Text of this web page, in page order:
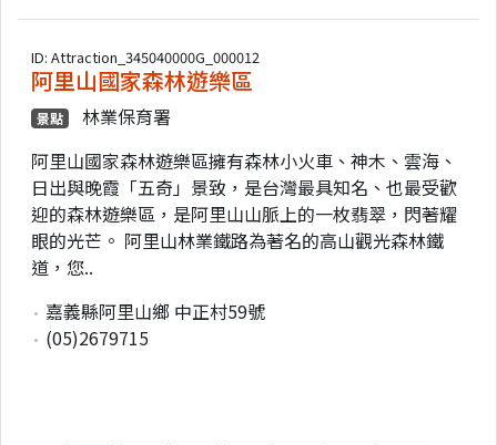
ID: Attraction_345040000G_000012
阿里山國家森林遊樂區
景點
林業保育署
阿里山國家森林遊樂區擁有森林小火車、神木、雲海、
日出與晚霞「五奇」景致，是台灣最具知名、也最受歡
迎的森林遊樂區，是阿里山山脈上的一枚翡翠，閃著耀
眼的光芒。 阿里山林業鐵路為著名的高山觀光森林鐵
道，您..
嘉義縣阿里山鄉 中正村59號
(05)2679715